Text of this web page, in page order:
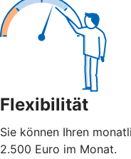
Flexibilität
Sie können Ihren
2.500 Euro im Monat.